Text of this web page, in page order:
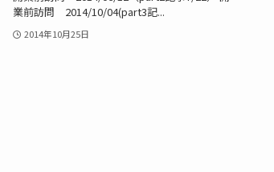
業前訪問 2014/10/04(part3記...
2014年10月25日